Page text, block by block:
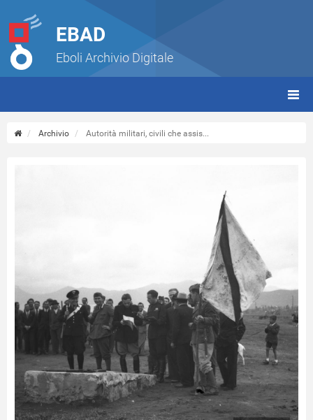
EBAD
Eboli Archivio Digitale
Archivio Autorità militari, civili che assis...